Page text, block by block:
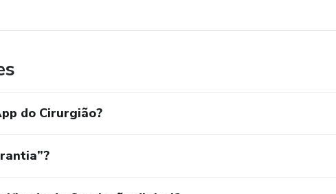
(PWA completo)
Gerais, Aparelho Digestivo, Residentes CBC, Emergencistas,
do Cirurgião?